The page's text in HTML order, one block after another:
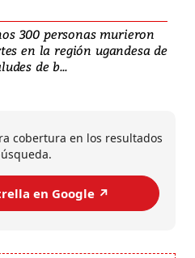
300 personas murieron
en la región ugandesa de
de b...
cobertura en los resultados
en Google ↗️